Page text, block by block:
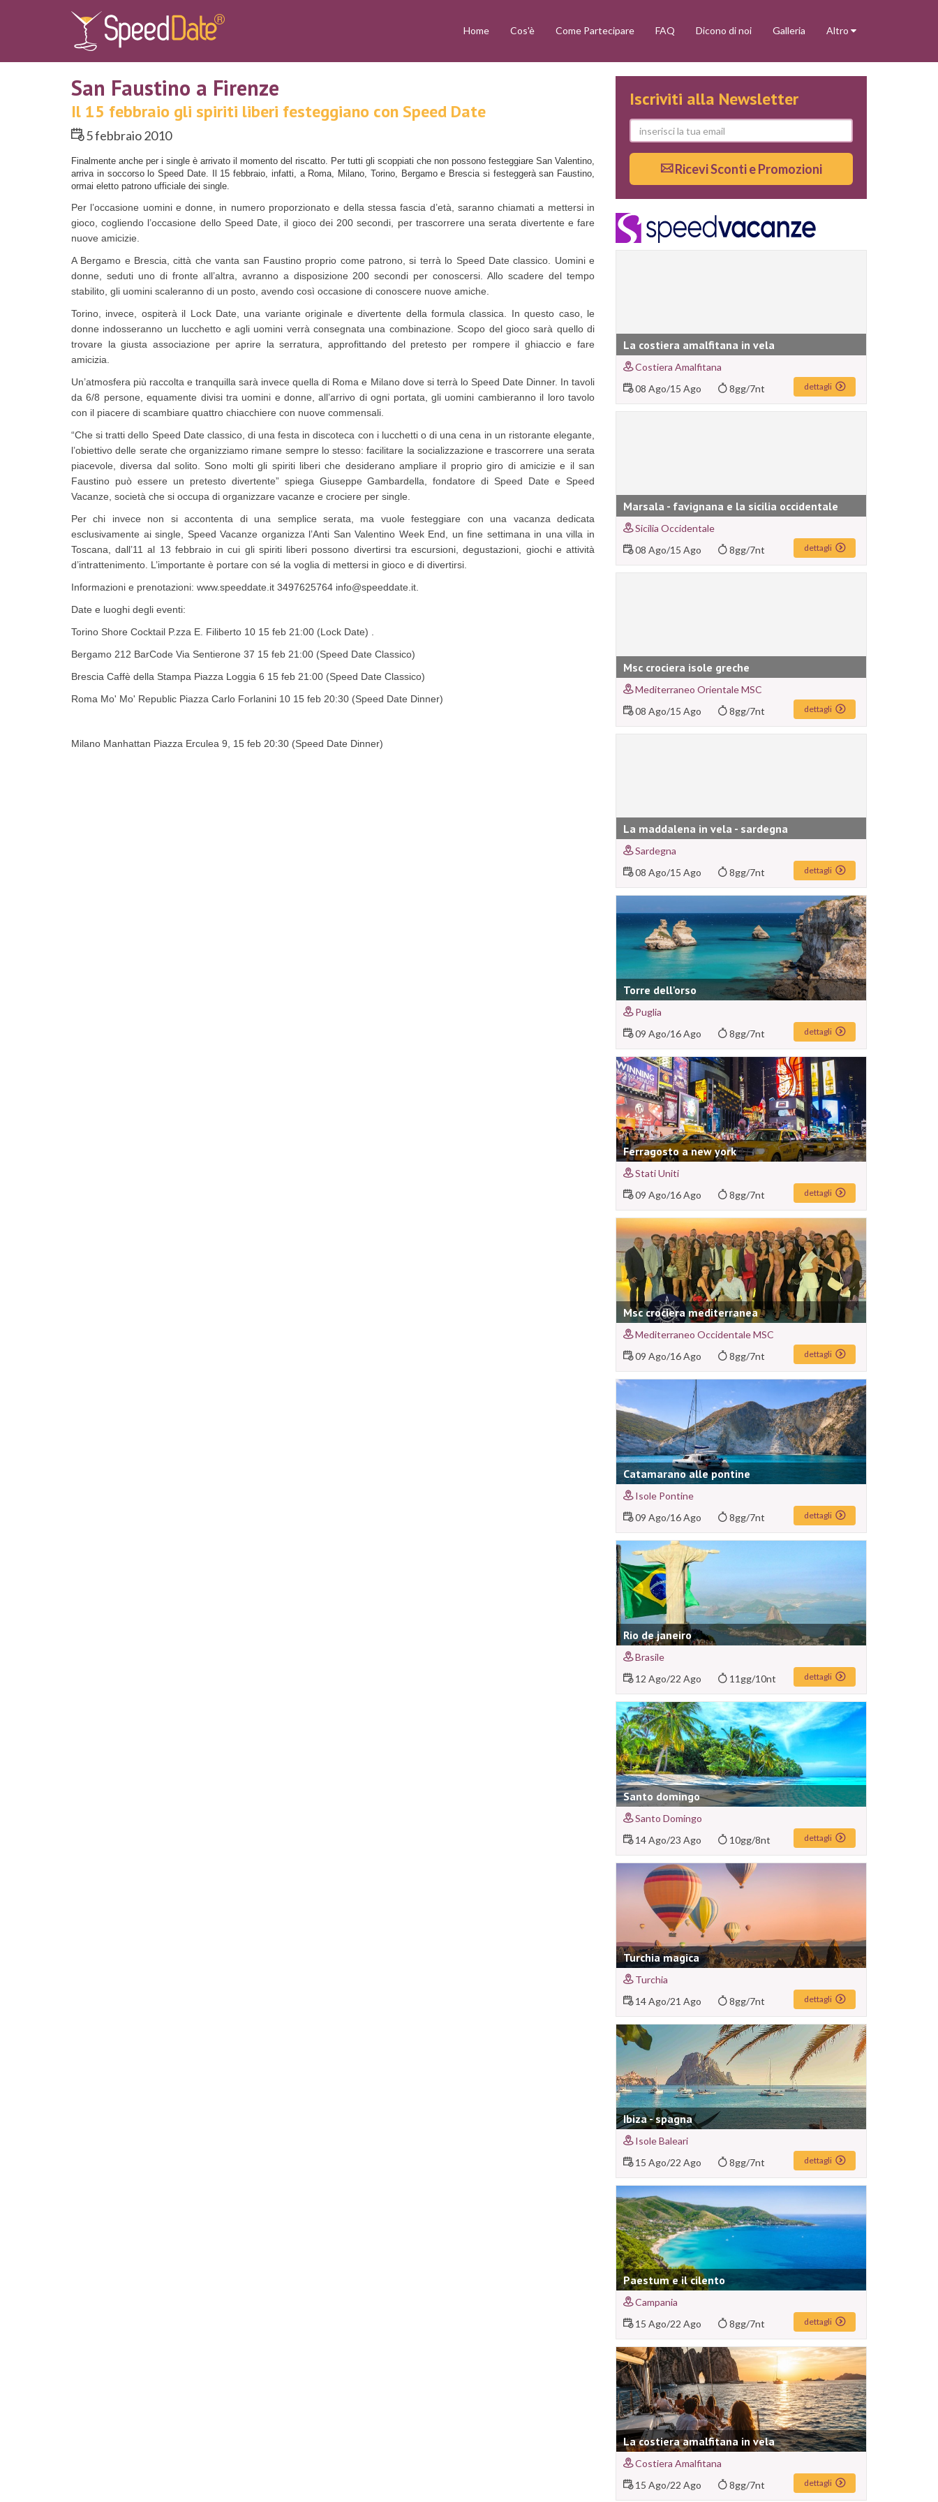
Home Cos'è Come Partecipare FAQ Dicono di noi Galleria Altro
San Faustino a Firenze
Il 15 febbraio gli spiriti liberi festeggiano con Speed Date
5 febbraio 2010
Finalmente anche per i single è arrivato il momento del riscatto. Per tutti gli scoppiati che non possono festeggiare San Valentino,
arriva in soccorso lo Speed Date. Il 15 febbraio, infatti, a Roma, Milano, Torino, Bergamo e Brescia si festeggerà san Faustino,
ormai eletto patrono ufficiale dei single.
Per l’occasione uomini e donne, in numero proporzionato e della stessa fascia d’età, saranno chiamati a mettersi in
gioco, cogliendo l’occasione dello Speed Date, il gioco dei 200 secondi, per trascorrere una serata divertente e fare
nuove amicizie.
A Bergamo e Brescia, città che vanta san Faustino proprio come patrono, si terrà lo Speed Date classico. Uomini e
donne, seduti uno di fronte all’altra, avranno a disposizione 200 secondi per conoscersi. Allo scadere del tempo
stabilito, gli uomini scaleranno di un posto, avendo così occasione di conoscere nuove amiche.
Torino, invece, ospiterà il Lock Date, una variante originale e divertente della formula classica. In questo caso, le
donne indosseranno un lucchetto e agli uomini verrà consegnata una combinazione. Scopo del gioco sarà quello di
trovare la giusta associazione per aprire la serratura, approfittando del pretesto per rompere il ghiaccio e fare
amicizia.
Un’atmosfera più raccolta e tranquilla sarà invece quella di Roma e Milano dove si terrà lo Speed Date Dinner. In tavoli
da 6/8 persone, equamente divisi tra uomini e donne, all’arrivo di ogni portata, gli uomini cambieranno il loro tavolo
con il piacere di scambiare quattro chiacchiere con nuove commensali.
“Che si tratti dello Speed Date classico, di una festa in discoteca con i lucchetti o di una cena in un ristorante elegante,
l’obiettivo delle serate che organizziamo rimane sempre lo stesso: facilitare la socializzazione e trascorrere una serata
piacevole, diversa dal solito. Sono molti gli spiriti liberi che desiderano ampliare il proprio giro di amicizie e il san
Faustino può essere un pretesto divertente” spiega Giuseppe Gambardella, fondatore di Speed Date e Speed
Vacanze, società che si occupa di organizzare vacanze e crociere per single.
Per chi invece non si accontenta di una semplice serata, ma vuole festeggiare con una vacanza dedicata
esclusivamente ai single, Speed Vacanze organizza l’Anti San Valentino Week End, un fine settimana in una villa in
Toscana, dall’11 al 13 febbraio in cui gli spiriti liberi possono divertirsi tra escursioni, degustazioni, giochi e attività
d’intrattenimento. L’importante è portare con sé la voglia di mettersi in gioco e di divertirsi.
Informazioni e prenotazioni: www.speeddate.it 3497625764 info@speeddate.it
Date e luoghi degli eventi:
Torino Shore Cocktail P.zza E. Filiberto 10 15 feb 21:00 (Lock Date) .
Bergamo 212 BarCode Via Sentierone 37 15 feb 21:00 (Speed Date Classico)
Brescia Caffè della Stampa Piazza Loggia 6 15 feb 21:00 (Speed Date Classico)
Roma Mo' Mo' Republic Piazza Carlo Forlanini 10 15 feb 20:30 (Speed Date Dinner)
Milano Manhattan Piazza Erculea 9, 15 feb 20:30 (Speed Date Dinner)
Iscriviti alla Newsletter
Ricevi Sconti e Promozioni
La costiera amalfitana in vela
Costiera Amalfitana
08 Ago/15 Ago 8gg/7nt dettagli
Marsala - favignana e la sicilia occidentale
Sicilia Occidentale
08 Ago/15 Ago 8gg/7nt dettagli
Msc crociera isole greche
Mediterraneo Orientale MSC
08 Ago/15 Ago 8gg/7nt dettagli
La maddalena in vela - sardegna
Sardegna
08 Ago/15 Ago 8gg/7nt dettagli
Torre dell'orso
Puglia
09 Ago/16 Ago 8gg/7nt dettagli
Ferragosto a new york
Stati Uniti
09 Ago/16 Ago 8gg/7nt dettagli
Msc crociera mediterranea
Mediterraneo Occidentale MSC
09 Ago/16 Ago 8gg/7nt dettagli
Catamarano alle pontine
Isole Pontine
09 Ago/16 Ago 8gg/7nt dettagli
Rio de janeiro
Brasile
12 Ago/22 Ago 11gg/10nt dettagli
Santo domingo
Santo Domingo
14 Ago/23 Ago 10gg/8nt dettagli
Turchia magica
Turchia
14 Ago/21 Ago 8gg/7nt dettagli
Ibiza - spagna
Isole Baleari
15 Ago/22 Ago 8gg/7nt dettagli
Paestum e il cilento
Campania
15 Ago/22 Ago 8gg/7nt dettagli
La costiera amalfitana in vela
Costiera Amalfitana
15 Ago/22 Ago 8gg/7nt dettagli